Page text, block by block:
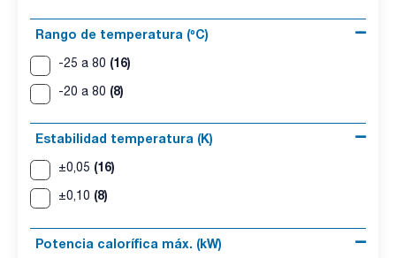
Rango de temperatura (ºC)
-25 a 80 (16)
-20 a 80 (8)
Estabilidad temperatura (K)
±0,05 (16)
±0,10 (8)
Potencia calorífica máx. (kW)